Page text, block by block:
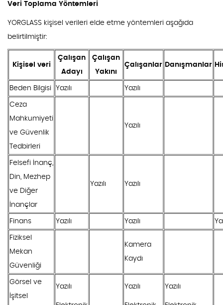
Veri Toplama Yöntemleri
YORGLASS kişisel verileri elde etme yöntemleri aşağıda
belirtilmiştir:
Kişisel veri
Çalışan
Adayı
Çalışan
Yakını
Çalışanlar Danışmanlar
Beden Bilgisi Yazılı Yazılı
Ceza
Mahkumiyeti
ve Güvenlik
Tedbirleri
Yazılı
Felsefi İnanç,
Din, Mezhep
ve Diğer
İnançlar
Yazılı Yazılı
Finans Yazılı Yazılı
Fiziksel
Mekan
Güvenliği
Kamera
Kaydı
Görsel ve
İşitsel
Yazılı Yazılı Yazılı